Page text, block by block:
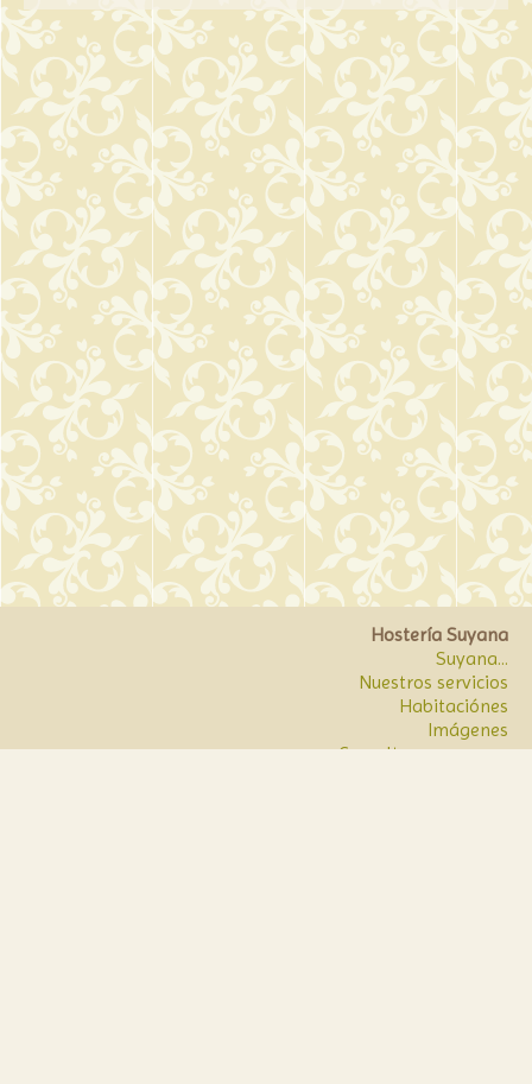
Hostería Suyana
Suyana...
Nuestros servicios
Habitaciónes
Imágenes
Consultas o reservas